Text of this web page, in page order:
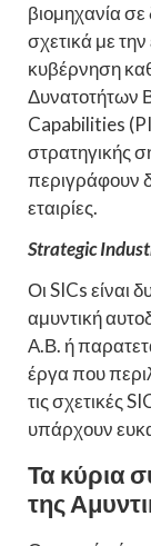
βιομηχανία σε
σχετικά με
κυβέρνηση
Δυνατοτήτων
Capabilities
στρατηγικής
περιγράφουν
εταιρίες.
Strategic
Οι SICs είναι
αμυντική
Α.Β. ή
έργα που
τις σχετικές
υπάρχουν
Τα κύρια
της